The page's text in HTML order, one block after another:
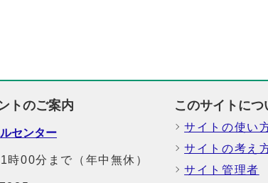
トのご案内
センター
時00分まで（年中無休）
このサイトにつ
サイトの使い
サイトの考え
サイト管理者